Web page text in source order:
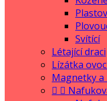
Svítící
Létající draci
Lízátka
Magnetky
 